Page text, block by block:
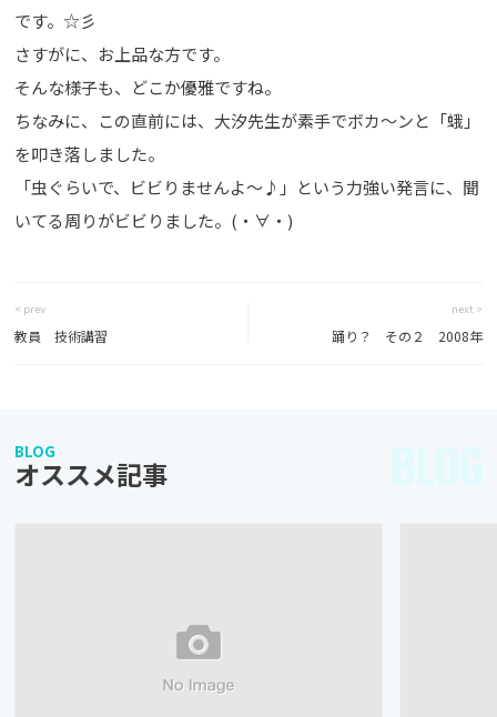
です。☆彡
さすがに、お上品な方です。
そんな様子も、どこか優雅ですね。
ちなみに、この直前には、大汐先生が素手でボカ～ンと「蛾」
を叩き落しました。
「虫ぐらいで、ビビりませんよ～♪」という力強い発言に、聞
いてる周りがビビりました。(・∀・)
< prev
教員 技術講習
next >
踊り？ その２ 2008年
BLOG
オススメ記事